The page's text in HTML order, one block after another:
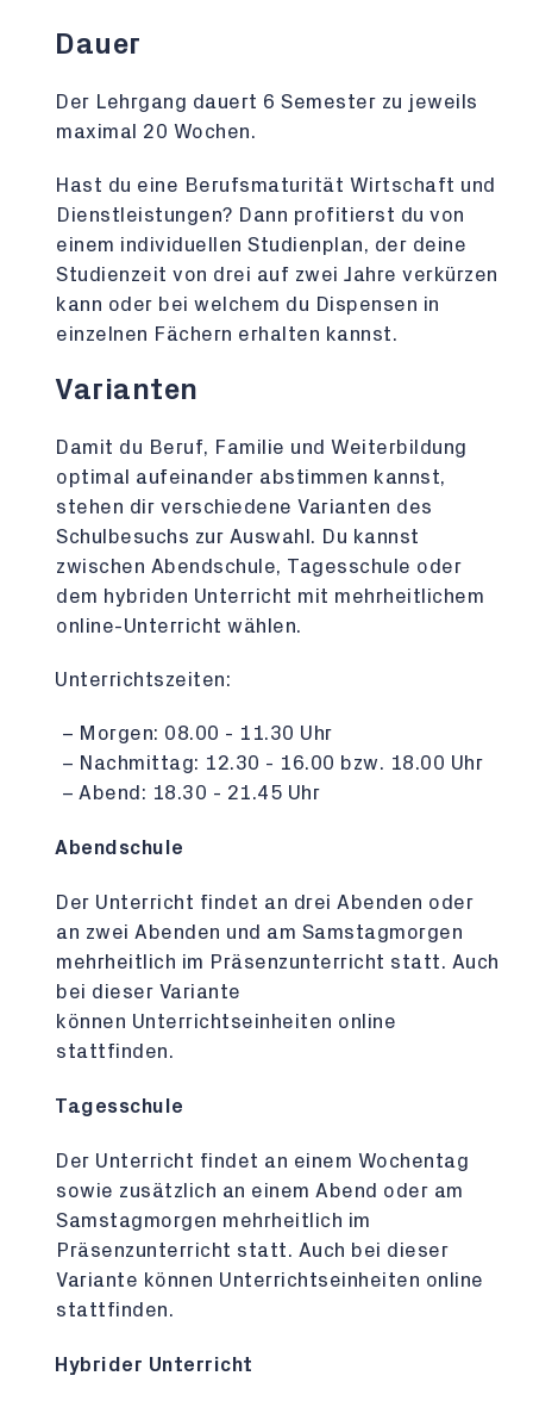
Dauer
Der Lehrgang dauert 6 Semester zu jeweils
maximal 20 Wochen.
Hast du eine Berufsmaturität Wirtschaft und
Dienstleistungen? Dann profitierst du von
einem individuellen Studienplan, der deine
Studienzeit von drei auf zwei Jahre verkürzen
kann oder bei welchem du Dispensen in
einzelnen Fächern erhalten kannst.
Varianten
Damit du Beruf, Familie und Weiterbildung
optimal aufeinander abstimmen kannst,
stehen dir verschiedene Varianten des
Schulbesuchs zur Auswahl. Du kannst
zwischen Abendschule, Tagesschule oder
dem hybriden Unterricht mit mehrheitlichem
online-Unterricht wählen.
Unterrichtszeiten:
Morgen: 08.00 - 11.30 Uhr
Nachmittag: 12.30 - 16.00 bzw. 18.00 Uhr
Abend: 18.30 - 21.45 Uhr
Abendschule
Der Unterricht findet an drei Abenden oder
an zwei Abenden und am Samstagmorgen
mehrheitlich im Präsenzunterricht statt. Auch
bei dieser Variante
können Unterrichtseinheiten online
stattfinden.
Tagesschule
Der Unterricht findet an einem Wochentag
sowie zusätzlich an einem Abend oder am
Samstagmorgen mehrheitlich im
Präsenzunterricht statt. Auch bei dieser
Variante können Unterrichtseinheiten online
stattfinden.
Hybrider Unterricht